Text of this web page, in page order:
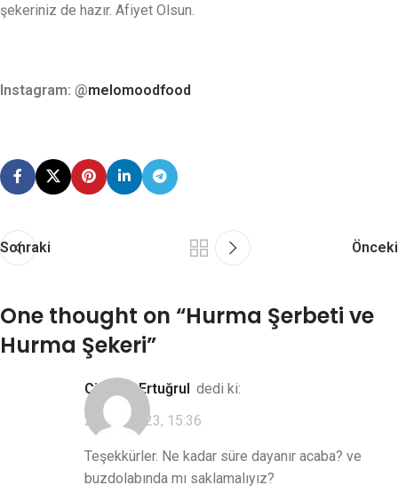
şekeriniz de hazır. Afiyet Olsun.
Instagram: @melomoodfood
Sonraki Önceki
One thought on “Hurma Şerbeti ve
Hurma Şekeri”
Çiğdem Ertuğrul dedi ki:
26/05/2023, 15:36
Teşekkürler. Ne kadar süre dayanır acaba? ve
buzdolabında mı saklamalıyız?